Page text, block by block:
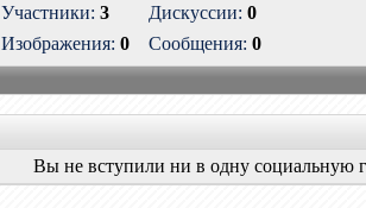
Участники: 3
Изображения: 0
Дискуссии: 0
Сообщения: 0
Вы не вступили ни в одну социальную